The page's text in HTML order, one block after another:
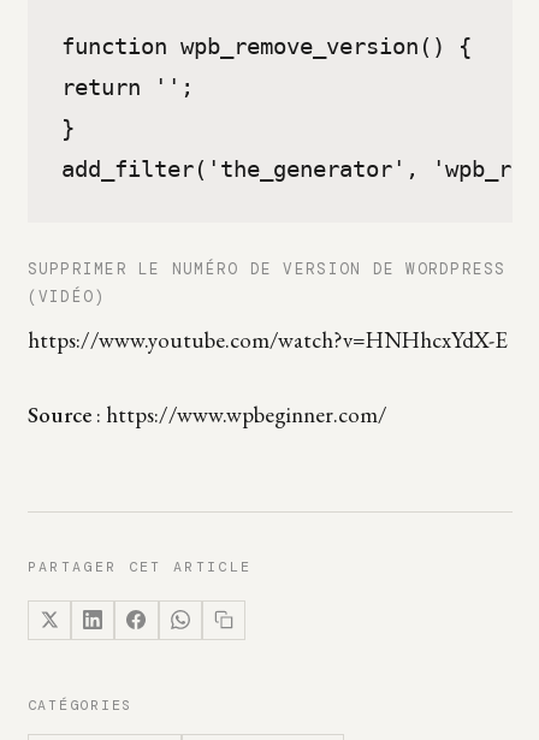
function wpb_remove_version() {
return '';
}
add_filter('the_generator',
SUPPRIMER LE NUMÉRO DE VERSION DE WORDPRESS
(VIDÉO)
https://www.youtube.com/watch?v=HNHhcxYdX-E
Source: https://www.wpbeginner.com/
PARTAGER CET ARTICLE
CATÉGORIES